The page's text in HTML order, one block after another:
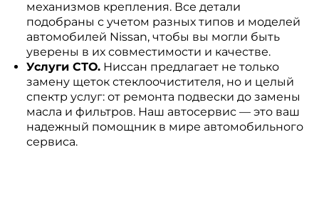
механизмов крепления. Все детали
подобраны с учетом разных типов и моделей
автомобилей Nissan, чтобы вы могли быть
уверены в их совместимости и качестве.
Услуги СТО.Ниссан предлагает не только
замену щеток стеклоочистителя, но и целый
спектр услуг: от ремонта подвески до замены
масла и фильтров. Наш автосервис — это ваш
надежный помощник в мире автомобильного
сервиса.